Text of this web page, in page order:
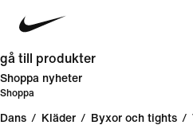
gå till produkter
Shoppa nyheter
Shoppa
Dans / Kläder / Byxor och tights /